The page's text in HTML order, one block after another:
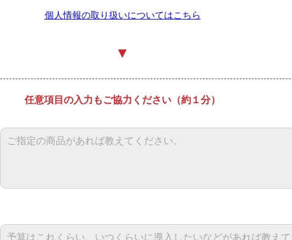
個人情報の取り扱いについてはこちら
▼
任意項目の入力もご協力ください（約１分）